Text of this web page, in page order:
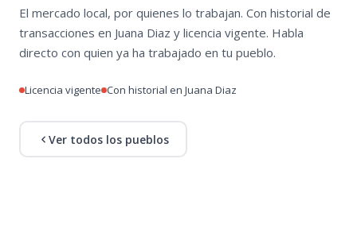
El mercado local, por quienes lo trabajan. Con historial de
transacciones en Juana Diaz y licencia vigente. Habla
directo con quien ya ha trabajado en tu pueblo.
Licencia vigente Con historial en Juana Diaz
Ver todos los pueblos